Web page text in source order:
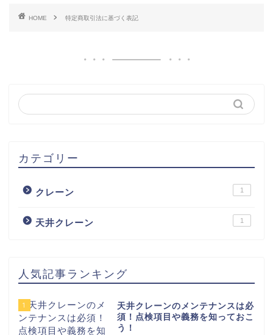
HOME 特定商取引法に基づく表記
カテゴリー
クレーン 1
天井クレーン 1
人気記事ランキング
1
天井クレーンのメンテナンスは必
須！点検項目や義務を知っておこ
う！